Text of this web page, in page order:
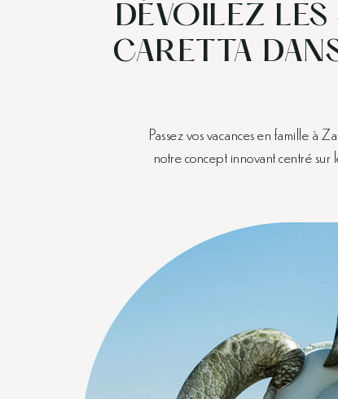
DÉVOILEZ
CARETTA
Passez vos vacances en famille à
notre concept innovant centré